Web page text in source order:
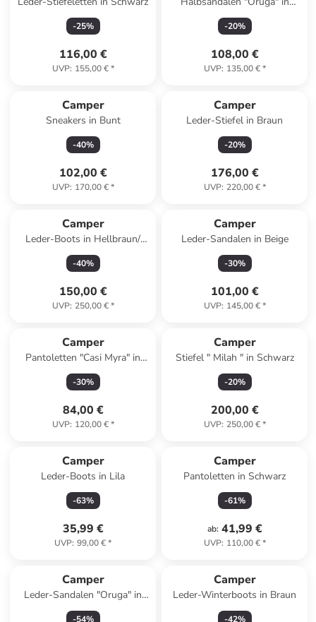
-25%
116,00 €
UVP: 155,00 €*
Schwarz
-20%
108,00 €
UVP: 135,00 €*
Camper
Sneakers in Bunt
-40%
102,00 €
UVP: 170,00 €*
Camper
Leder-Stiefel in Braun
-20%
176,00 €
UVP: 220,00 €*
Camper
Leder-Boots in Hellbraun/
Creme
-40%
150,00 €
UVP: 250,00 €*
Camper
Leder-Sandalen in Beige
-30%
101,00 €
UVP: 145,00 €*
Camper
Pantoletten "Casi Myra" in
Schwarz
-30%
84,00 €
UVP: 120,00 €*
Camper
Stiefel " Milah " in Schwarz
-20%
200,00 €
UVP: 250,00 €*
Camper
Leder-Boots in Lila
-63%
35,99 €
UVP: 99,00 €*
Camper
Pantoletten in Schwarz
-61%
ab: 41,99 €
UVP: 110,00 €*
Camper
Leder-Sandalen "Oruga" in
Schwarz
-54%
Camper
Leder-Winterboots in Braun
-42%